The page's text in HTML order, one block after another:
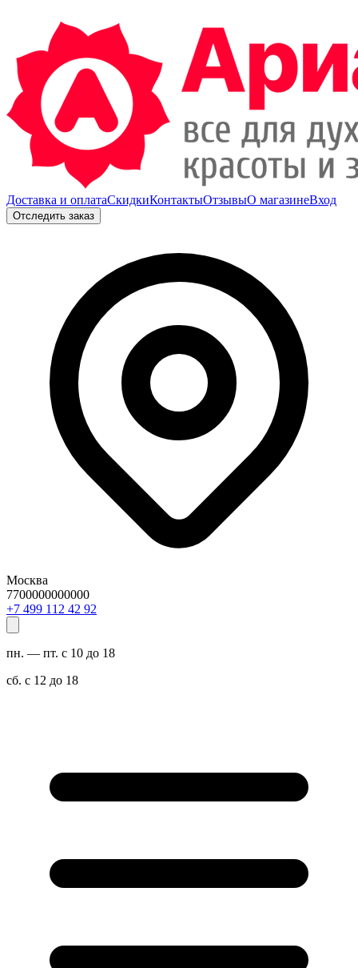
Доставка и оплатаСкидкиКонтактыОтзывыО магазинеВход
Отследить заказ
Москва
7700000000000
29 24 211 994 7+
пн. — пт. с 10 до 18
сб. с 12 до 18